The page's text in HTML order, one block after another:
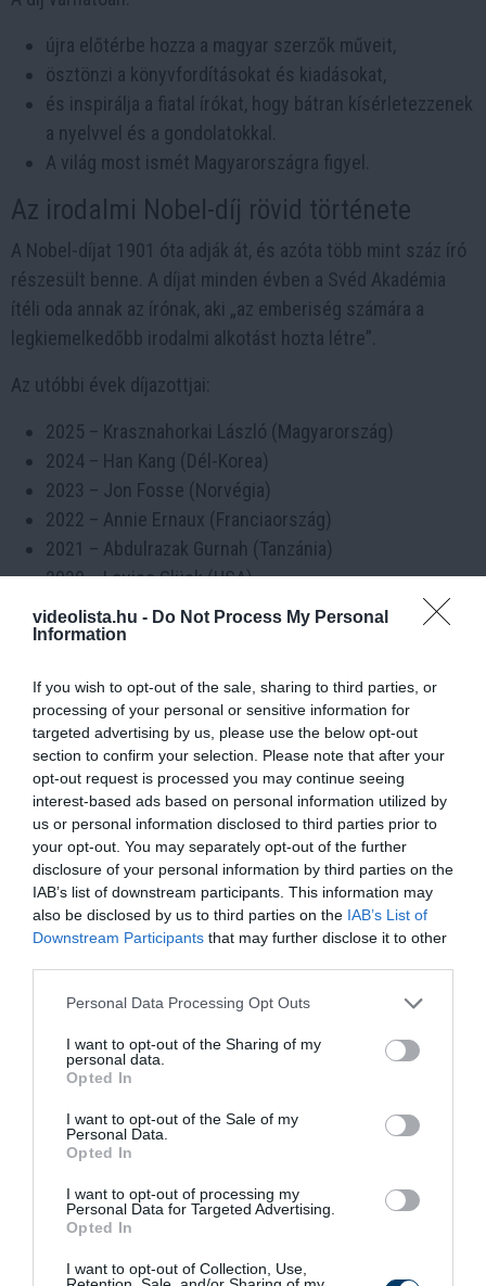
videolista.hu - Do Not Process My Personal
Information
If you wish to opt-out of the sale, sharing to third parties, or
processing of your personal or sensitive information for
targeted advertising by us, please use the below opt-out
section to confirm your selection. Please note that after your
opt-out request is processed you may continue seeing
interest-based ads based on personal information utilized by
us or personal information disclosed to third parties prior to
your opt-out. You may separately opt-out of the further
disclosure of your personal information by third parties on the
IAB’s list of downstream participants. This information may
also be disclosed by us to third parties on the IAB’s List of
Downstream Participants that may further disclose it to other
Please note that this website/app uses one or more Google
not limited to your visit or usage behaviour. You may click to
grant or deny consent to Google and its third-party tags to
use your data for below specified purposes in below Google
consent section.
Personal Data Processing Opt Outs
I want to opt-out of the Sharing of my
personal data.
Opted In
I want to opt-out of the Sale of my
Personal Data.
Opted In
I want to opt-out of processing my
Personal Data for Targeted Advertising.
Opted In
I want to opt-out of Collection, Use,
újra előtérbe hozza a magyar szerzők műveit,
ösztönzi a könyvfordításokat és kiadásokat,
és inspirálja a fiatal írókat, hogy bátran kísérletezzenek
a nyelvvel és a gondolatokkal.
A világ most ismét Magyarországra figyel.
Az irodalmi Nobel-díj rövid története
A Nobel-díjat 1901 óta adják át, és azóta több mint száz író
részesült benne. A díjat minden évben a Svéd Akadémia
ítéli oda annak az írónak, aki „az emberiség számára a
legkiemelkedőbb irodalmi alkotást hozta létre”.
Az utóbbi évek díjazottjai:
2025 – Krasznahorkai László (Magyarország)
2024 – Han Kang (Dél-Korea)
2023 – Jon Fosse (Norvégia)
2022 – Annie Ernaux (Franciaország)
2021 – Abdulrazak Gurnah (Tanzánia)
2020 – Louise Glück (USA)
2019 – Peter Handke (Ausztria)
2018 – Olga Tokarczuk (Lengyelország)
2016 – Bob Dylan (USA)
Ezen túl olyan legendás írók kapták meg a díjat, mint Ernest
Hemingway, Albert Camus, William Faulkner, Gabriel García
Márquez, Toni Morrison vagy Orhan Pamuk.
A teljes lista elérhető anobelprize.orghivatalos oldalon.
Miért pont most jött el a pillanat?
Kritikusok szerint Krasznahorkai életműve időtlen és
mégis aktuális: a világ káoszát, az emberi bizonytalanságot
és a reménytelenséget írja le olyan nyelven, amely
üzeni, hogy az irodalom nem csupán szórakoztatás –
hanem az emberi lét legmélyebb rétegeinek
feltárása.rképén.